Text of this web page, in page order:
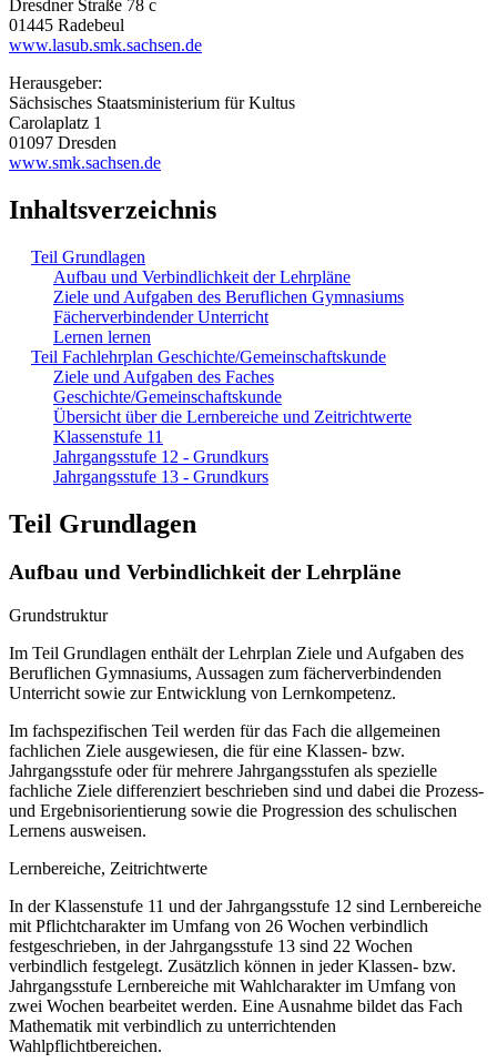
Dresdner Straße 78 c
01445 Radebeul
www.lasub.smk.sachsen.de
Herausgeber:
Sächsisches Staatsministerium für Kultus
Carolaplatz 1
01097 Dresden
www.smk.sachsen.de
Inhaltsverzeichnis
Teil Grundlagen
Aufbau und Verbindlichkeit der Lehrpläne
Ziele und Aufgaben des Beruflichen Gymnasiums
Fächerverbindender Unterricht
Lernen lernen
Teil Fachlehrplan Geschichte/Gemeinschaftskunde
Ziele und Aufgaben des Faches
Geschichte/Gemeinschaftskunde
Übersicht über die Lernbereiche und Zeitrichtwerte
Klassenstufe 11
Jahrgangsstufe 12 - Grundkurs
Jahrgangsstufe 13 - Grundkurs
Teil Grundlagen
Aufbau und Verbindlichkeit der Lehrpläne
Grundstruktur
Im Teil Grundlagen enthält der Lehrplan Ziele und Aufgaben des
Beruflichen Gymnasiums, Aussagen zum fächerverbindenden
Unterricht sowie zur Entwicklung von Lernkompetenz.
Im fachspezifischen Teil werden für das Fach die allgemeinen
fachlichen Ziele ausgewiesen, die für eine Klassen- bzw.
Jahrgangsstufe oder für mehrere Jahrgangsstufen als spezielle
fachliche Ziele differenziert beschrieben sind und dabei die Prozess-
und Ergebnisorientierung sowie die Progression des schulischen
Lernens ausweisen.
Lernbereiche, Zeitrichtwerte
In der Klassenstufe 11 und der Jahrgangsstufe 12 sind Lernbereiche
mit Pflichtcharakter im Umfang von 26 Wochen verbindlich
festgeschrieben, in der Jahrgangsstufe 13 sind 22 Wochen
verbindlich festgelegt. Zusätzlich können in jeder Klassen- bzw.
Jahrgangsstufe Lernbereiche mit Wahlcharakter im Umfang von
zwei Wochen bearbeitet werden. Eine Ausnahme bildet das Fach
Mathematik mit verbindlich zu unterrichtenden
Wahlpflichtbereichen.